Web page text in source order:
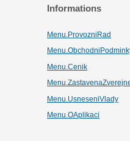
Informations
Menu.ProvozniRad
Menu.Cenik
Menu.UsneseniVlady
Menu.OAplikaci